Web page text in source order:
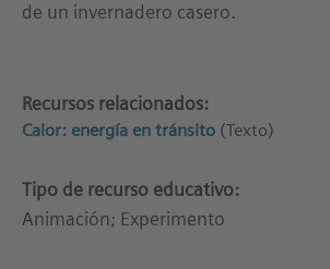
de un invernadero casero.
Recursos relacionados:
Calor: energía en tránsito (Texto)
Tipo de recurso educativo:
Animación; Experimento